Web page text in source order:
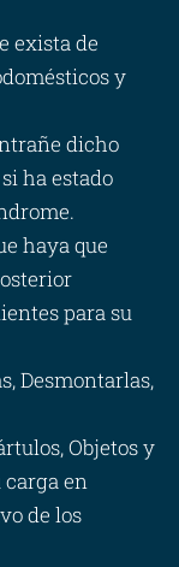
exista de
y
dicho
ha estado
haya que
para su
Desmontarlas,
Objetos y
carga en
de los